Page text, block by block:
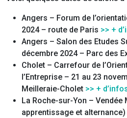
Angers – Forum de
2024 – route de Paris >> +
Angers – Salon des Etudes
décembre 2024 – Parc des
Cholet – Carrefour de
l’Entreprise – 21 au 23
Meilleraie-Cholet >> +
La Roche-sur-Yon –
apprentissage et